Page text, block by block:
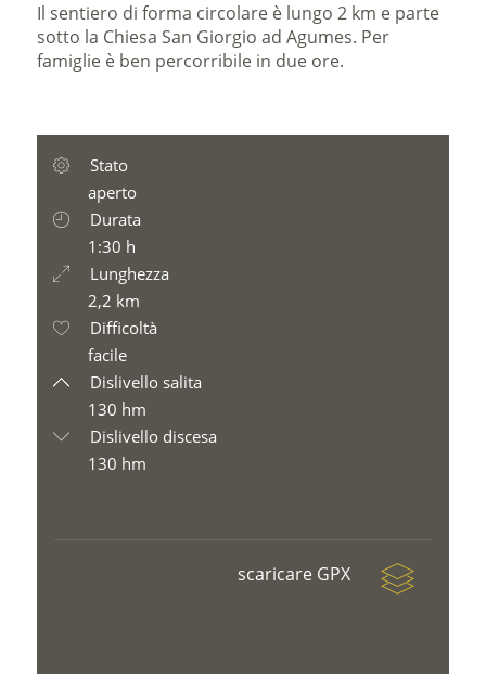
Il sentiero di forma circolare è lungo 2 km e parte
sotto la Chiesa San Giorgio ad Agumes. Per
famiglie è ben percorribile in due ore.
Stato
aperto
Durata
1:30 h
Lunghezza
2,2 km
Difficoltà
facile
Dislivello salita
130 hm
Dislivello discesa
130 hm
scaricare GPX